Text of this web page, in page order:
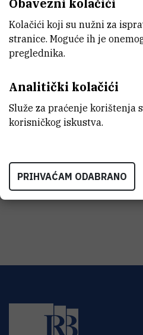
Rok za prijavu:5.11.2024.
Znanstvena skola
Kolačići koji su nužni za
stranice. Moguće ih je
preglednika.
Analitički kolačići
Služe za praćenje korištenja
korisničkog iskustva.
PRIHVAĆAM ODABRANO